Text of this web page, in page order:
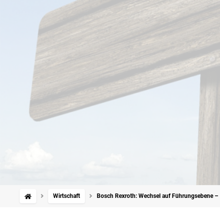
Wirtschaft Bosch Rexroth: Wechsel auf Führungsebene